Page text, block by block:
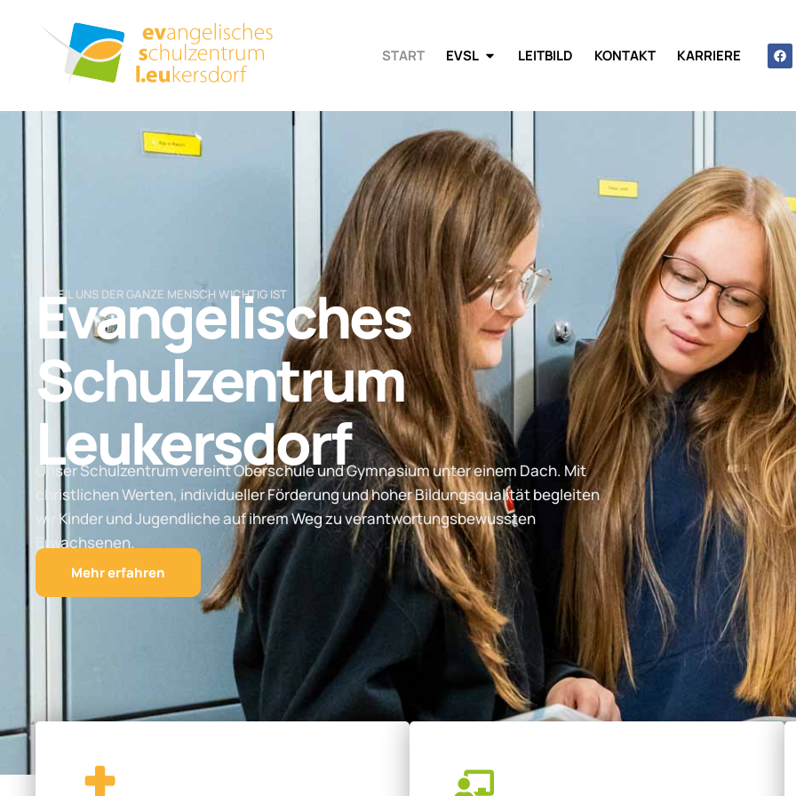
START EVSL LEITBILD KONTAKT KARRIERE
… WEIL UNS DER GANZE MENSCH WICHTIG IST
Evangelisches
Schulzentrum
Leukersdorf
Unser Schulzentrum vereint Oberschule und Gymnasium unter einem Dach. Mit
christlichen Werten, individueller Förderung und hoher Bildungsqualität begleiten
wir Kinder und Jugendliche auf ihrem Weg zu verantwortungsbewussten
Erwachsenen.
Mehr erfahren